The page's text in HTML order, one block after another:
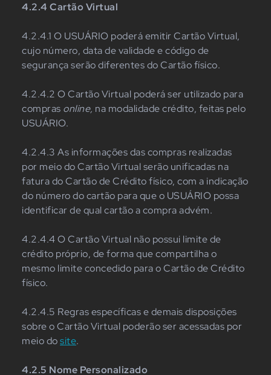
4.2.4 Cartão Virtual
4.2.4.1 O USUÁRIO poderá emitir Cartão Virtual,
cujo número, data de validade e código de
segurança serão diferentes do Cartão físico.
4.2.4.2 O Cartão Virtual poderá ser utilizado para
compras online, na modalidade crédito, feitas pelo
USUÁRIO.
4.2.4.3 As informações das compras realizadas
por meio do Cartão Virtual serão unificadas na
fatura do Cartão de Crédito físico, com a indicação
do número do cartão para que o USUÁRIO possa
identificar de qual cartão a compra advém.
4.2.4.4 O Cartão Virtual não possui limite de
crédito próprio, de forma que compartilha o
mesmo limite concedido para o Cartão de Crédito
físico.
4.2.4.5 Regras específicas e demais disposições
sobre o Cartão Virtual poderão ser acessadas por
meio dosite.
4.2.5 Nome Personalizado